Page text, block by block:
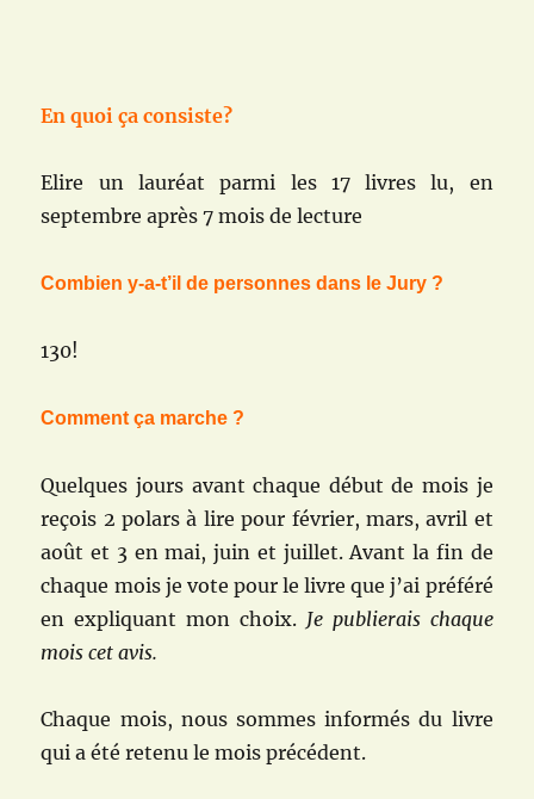
En quoi ça consiste?
Elire un lauréat parmi les 17 livres lu, en
septembre après 7 mois de lecture
Combien y-a-t’il de personnes dans le Jury ?
130!
Comment ça marche ?
Quelques jours avant chaque début de moisje
reçois 2 polars à lire pour février, mars, avril et
août et 3 en mai, juin et juillet. Avant la fin de
chaque mois je vote pour le livre que j’ai préféré
en expliquant mon choix. Je publierais chaque
mois cet avis.
Chaque mois, nous sommes informés du livre
qui a été retenu le mois précédent.